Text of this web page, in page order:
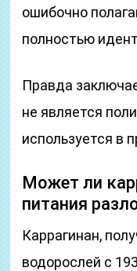
ошибочно
полностью
Правда
не является
используется в
Может ли
питания
Каррагинан,
водорослей с